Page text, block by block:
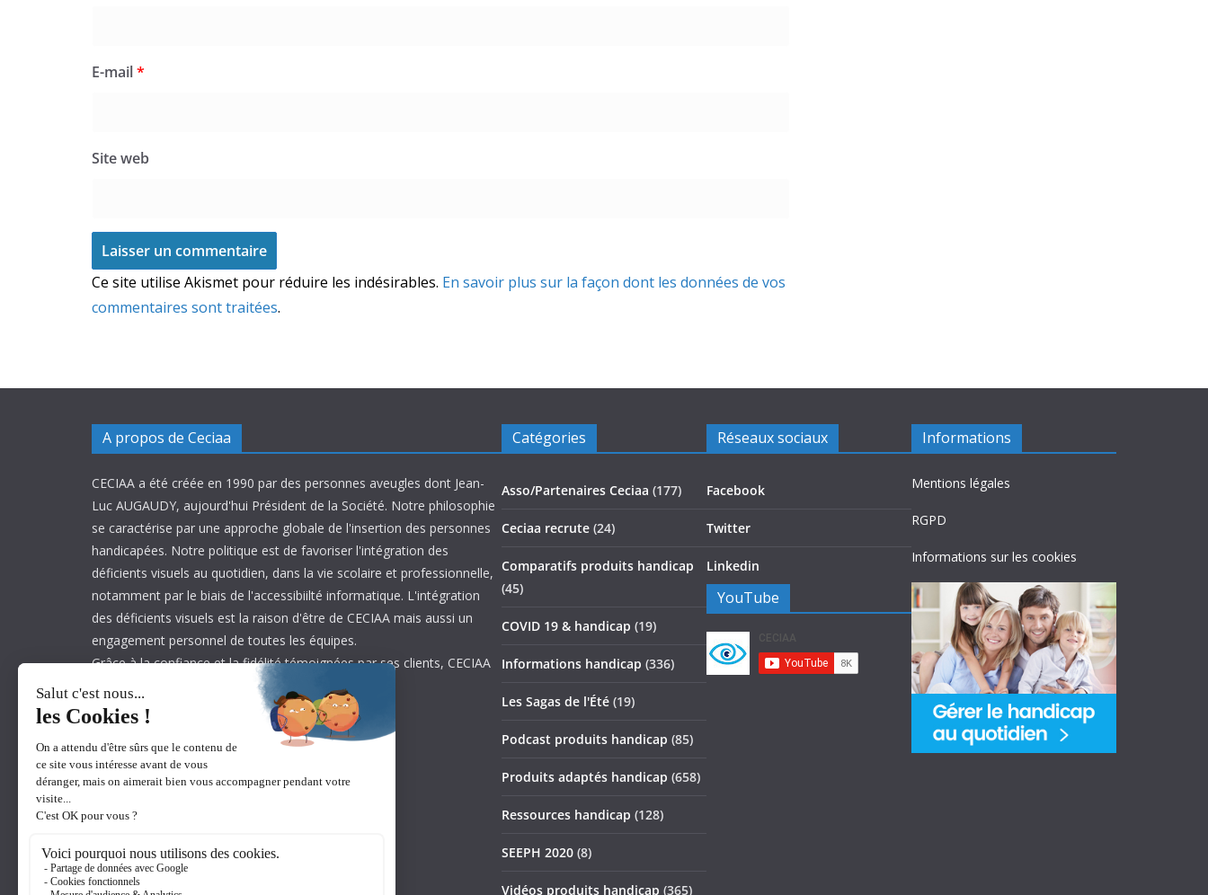
E-mail*
Site web
Ce site utilise Akismet pour réduire les indésirables. En savoir plus sur la façon dont les données de vos
commentaires sont traitées.
A propos de Ceciaa
CECIAA a été créée en 1990 par des personnes aveugles dont Jean-
Luc AUGAUDY, aujourd'hui Président de la Société. Notre philosophie
se caractérise par une approche globale de l'insertion des personnes
handicapées. Notre politique est de favoriser l'intégration des
déficients visuels au quotidien, dans la vie scolaire et professionnelle,
notamment par le biais de l'accessibiilté informatique. L'intégration
des déficients visuels est la raison d'être de CECIAA mais aussi un
engagement personnel de toutes les équipes.
Grâce à la confiance et la fidélité témoignées par ses clients, CECIAA
est aujourd’hui leader sur son marché.
Catégories
Asso/Partenaires Ceciaa (177)
Ceciaa recrute (24)
Comparatifs produits handicap
(45)
COVID 19 & handicap (19)
Informations handicap (336)
Les Sagas de l'Été (19)
Podcast produits handicap (85)
Produits adaptés handicap (658)
Ressources handicap (128)
SEEPH 2020 (8)
Vidéos produits handicap (365)
Réseaux sociaux
Facebook
Twitter
Linkedin
YouTube
Informations
Mentions légales
RGPD
Informations sur les cookies